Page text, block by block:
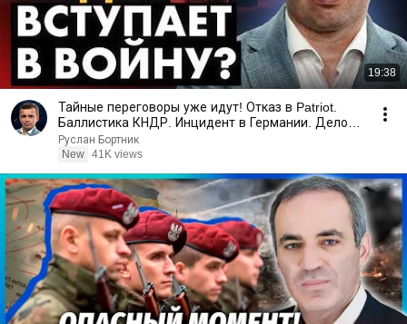
19:38
Тайные переговоры уже идут! Отказ в Patriot.
Баллистика КНДР. Инцидент в Германии. Дело
Стефанишиной
Руслан Бортник
New 41K views